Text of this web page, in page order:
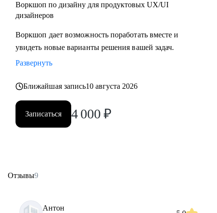
Воркшоп по дизайну для продуктовых UX/UI
дизайнеров
Воркшоп дает возможность поработать вместе и
увидеть новые варианты решения вашей задач.
Развернуть
Ближайшая запись10 августа 2026
Записаться 4 000 ₽
Отзывы9
Антон